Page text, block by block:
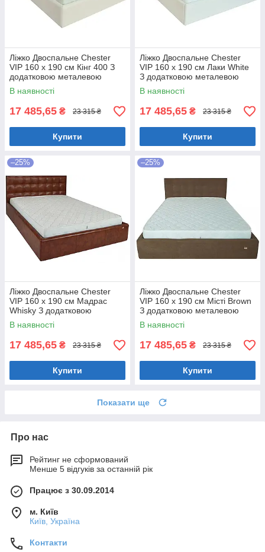
Ліжко Двоспальне Chester
VIP 160 х 190 см Кінг 400 З
додатковою металевою
цільнозварною рамою C1
Білий
В наявності
17 485,65 ₴ 23 315 ₴
Купити
Ліжко Двоспальне Chester
VIP 160 х 190 см Лаки White
З додатковою металевою
цільнозварною рамою Білий
В наявності
17 485,65 ₴ 23 315 ₴
Купити
–25%
Ліжко Двоспальне Chester
VIP 160 х 190 см Мадрас
Whisky З додатковою
металевою цільнозварною
рамою Коричневий
В наявності
17 485,65 ₴ 23 315 ₴
Купити
–25%
Ліжко Двоспальне Chester
VIP 160 х 190 см Місті Brown
З додатковою металевою
цільнозварною рамою
Коричневий
В наявності
17 485,65 ₴ 23 315 ₴
Купити
Показати ще
Про нас
Рейтинг не сформований
Менше 5 відгуків за останній рік
Працює з 30.09.2014
м. Київ
Київ, Україна
Контакти